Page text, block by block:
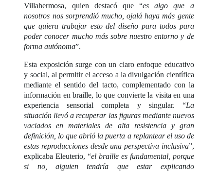
Villahermosa, quien destacó que “es algo que a
nosotros nos sorprendió mucho, ojalá haya más gente
que quiera trabajar esto del diseño para todos para
poder conocer mucho más sobre nuestro entorno y de
forma autónoma”.
Esta exposición surge con un claro enfoque educativo
y social, al permitir el acceso a la divulgación científica
mediante el sentido del tacto, complementado con la
información en braille, lo que convierte la visita en una
experiencia sensorial completa y singular. “La
situación llevó a recuperar las figuras mediante nuevos
vaciados en materiales de alta resistencia y gran
definición, lo que abrió la puerta a replantear el uso de
estas reproducciones desde una perspectiva inclusiva”,
explicaba Eleuterio, “el braille es fundamental, porque
si no, alguien tendría que estar explicando